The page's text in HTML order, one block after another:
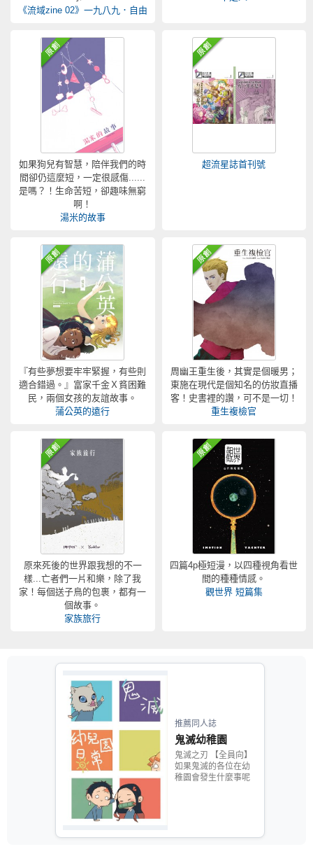
《流域zine 02》一九八九．自由
如果狗兒有智慧，陪伴我們的時
間卻仍這麼短，一定很感傷......
是嗎？！生命苦短，卻趣味無窮
啊！
湯米的故事
超流星誌首刊號
『有些夢想要牢牢緊握，有些則
適合錯過。』富家千金Ｘ貧困難
民，兩個女孩的友誼故事。
蒲公英的遠行
周幽王重生後，其實是個暖男；
東施在現代是個知名的仿妝直播
客！史書裡的讚，可不是一切！
重生複檢官
原來死後的世界跟我想的不一
樣...亡者們一片和樂，除了我
家！每個送子鳥的包裹，都有一
個故事。
家族旅行
四篇4p極短漫，以四種視角看世
間的種種情感。
觀世界 短篇集
推薦同人誌
鬼滅幼稚園
鬼滅之刃 【全員向】
如果鬼滅的各位在幼
稚園會發生什麼事呢